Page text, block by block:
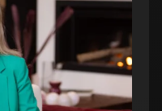
les
06:15
min